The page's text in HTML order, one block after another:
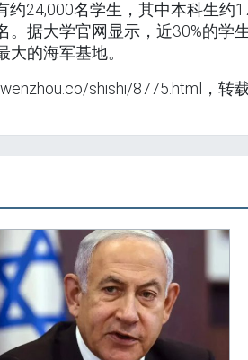
24,000名学生，其中本科生约
据大学官网显示，近30%的学
的海军基地。
shishi/8775.html，转载